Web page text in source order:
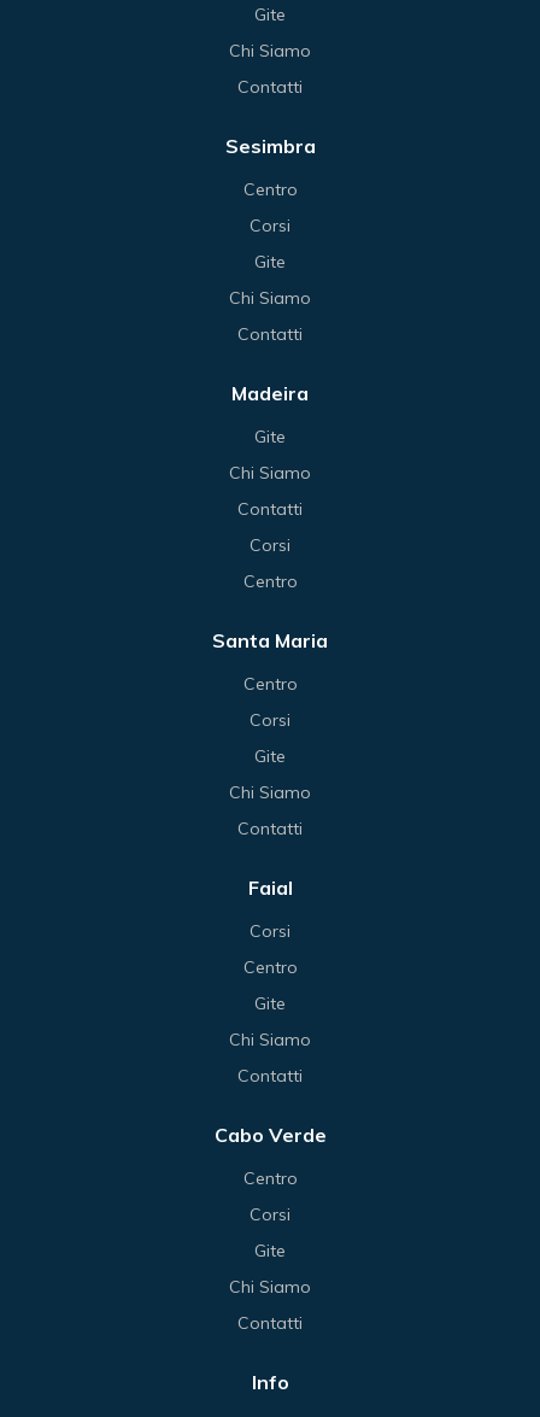
Gite
Chi Siamo
Contatti
Sesimbra
Centro
Corsi
Gite
Chi Siamo
Contatti
Madeira
Gite
Chi Siamo
Contatti
Corsi
Centro
Santa Maria
Centro
Corsi
Gite
Chi Siamo
Contatti
Faial
Corsi
Centro
Gite
Chi Siamo
Contatti
Cabo Verde
Centro
Corsi
Gite
Chi Siamo
Contatti
Info